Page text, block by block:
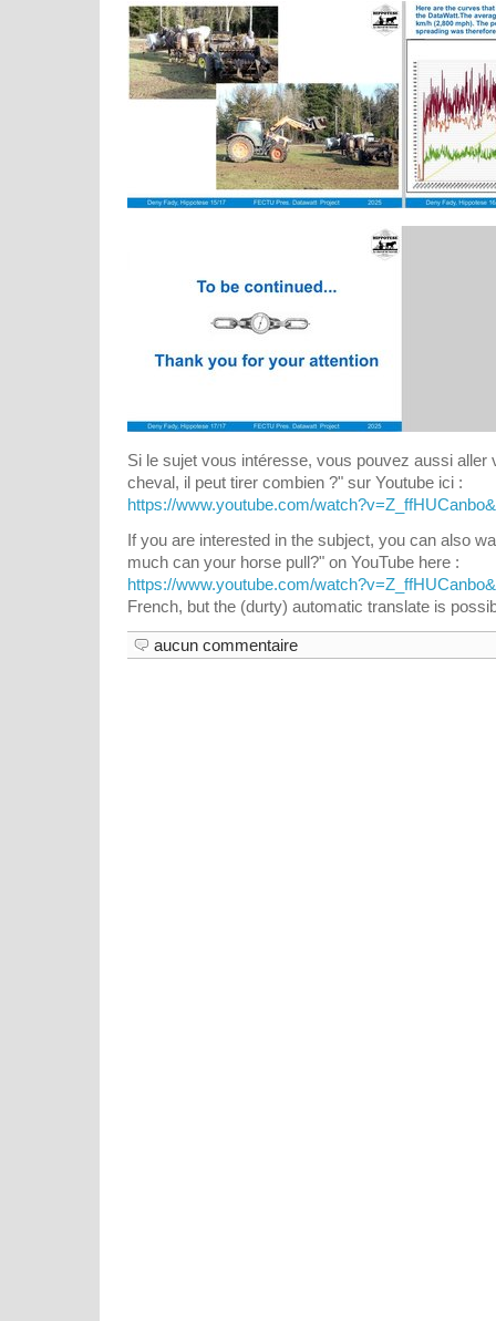
Si le sujet vous intéresse, vous pouvez aussi aller
cheval, il peut tirer combien ?" sur Youtube ici :
https://www.youtube.com/
If you are interested in the subject, you can also
much can your horse pull?" on YouTube here :
https://www.youtube.com/
French, but the (durty) automatic translate is
aucun commentaire